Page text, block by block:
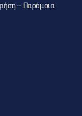
– Παρόμοια